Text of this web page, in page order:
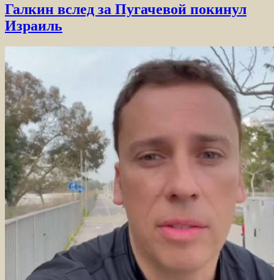
Галкин вслед за Пугачевой покинул
Израиль